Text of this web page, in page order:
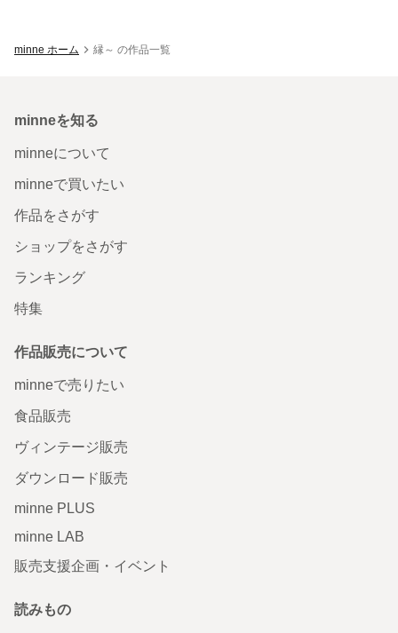
minne ホーム 縁～ の作品一覧
minneを知る
minneについて
minneで買いたい
作品をさがす
ショップをさがす
ランキング
特集
作品販売について
minneで売りたい
食品販売
ヴィンテージ販売
ダウンロード販売
minne PLUS
minne LAB
販売支援企画・イベント
読みもの